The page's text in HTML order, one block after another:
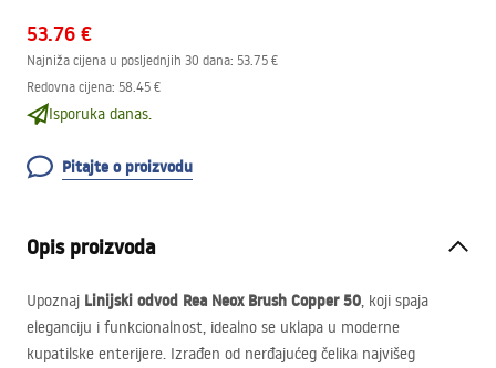
53.76 €
Najniža cijena u posljednjih 30 dana: 53.75 €
Redovna cijena: 58.45 €
Isporuka danas.
Pitajte o proizvodu
Opis proizvoda
Upoznaj Linijski odvod Rea Neox Brush Copper 50, koji spaja
eleganciju i funkcionalnost, idealno se uklapa u moderne
kupatilske enterijere. Izrađen od nerđajućeg čelika najvišeg